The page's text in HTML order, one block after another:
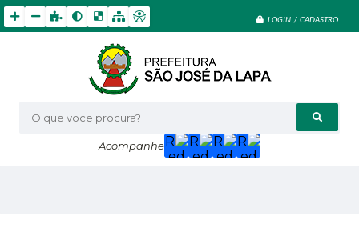
LOGIN / CADASTRO
O que voce procura?
Acompanhe